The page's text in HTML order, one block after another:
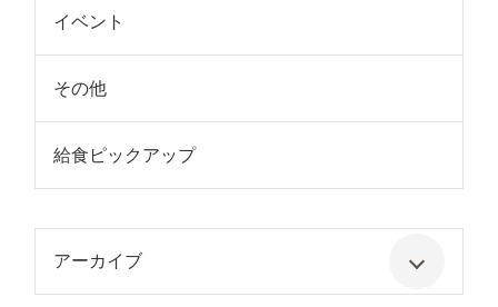
イベント
その他
給食ピックアップ
アーカイブ